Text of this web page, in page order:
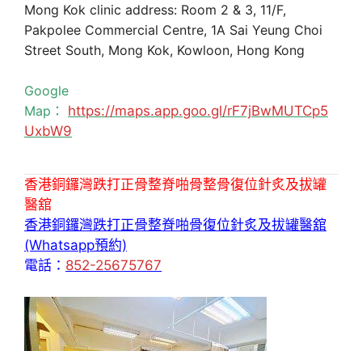
Mong Kok clinic address: Room 2 & 3, 11/F,
Pakpolee Commercial Centre, 1A Sai Yeung Choi
Street South, Mong Kok, Kowloon, Hong Kong
Google
Map： https://maps.app.goo.gl/rF7jBwMUTCp5
UxbW9
香港銅鑼灣跌打正骨整脊啪骨整骨復位針炙及拔罐
醫舘
香港銅鑼灣跌打正骨整脊啪骨復位針炙及拔罐醫舘
(Whatsapp預約)
電話： 852-25675767